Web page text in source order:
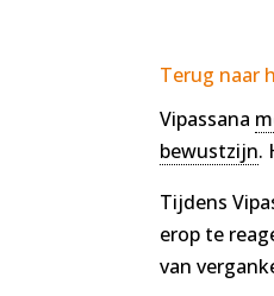
Terug naar
Vipassana
bewustzijn.
Tijdens
erop te
van